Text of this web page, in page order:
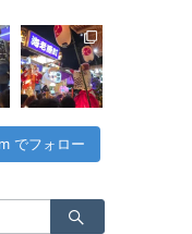
でフォロー